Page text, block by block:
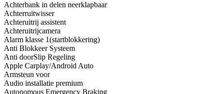
Achterbank in delen neerklapbaar
Achterruitwisser
Achteruitrij assistent
Achteruitrijcamera
Alarm klasse 1(startblokkering)
Anti Blokkeer Systeem
Anti doorSlip Regeling
Apple Carplay/Android Auto
Armsteun voor
Audio installatie premium
Autonomous Emergency Braking